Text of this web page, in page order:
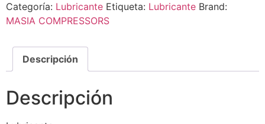
Categoría: Lubricante Etiqueta: Lubricante Brand:
MASIA COMPRESSORS
Descripción
Descripción